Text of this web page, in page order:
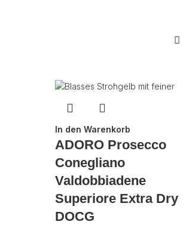
In den Warenkorb
ADORO Prosecco
Conegliano
Valdobbiadene
Superiore Extra Dry
DOCG